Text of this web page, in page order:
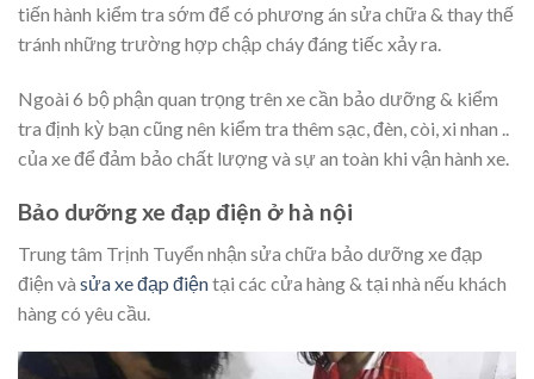
tiến hành kiểm tra sớm để có phương án sửa chữa & thay thế
tránh những trường hợp chập cháy đáng tiếc xảy ra.
Ngoài 6 bộ phận quan trọng trên xe cần bảo dưỡng & kiểm
tra định kỳ bạn cũng nên kiểm tra thêm sạc, đèn, còi, xi nhan ..
của xe để đảm bảo chất lượng và sự an toàn khi vận hành xe.
Bảo dưỡng xe đạp điện ở hà nội
Trung tâm Trịnh Tuyển nhận sửa chữa bảo dưỡng xe đạp
điện và sửa xe đạp điệntại các cửa hàng & tại nhà nếu khách
hàng có yêu cầu.